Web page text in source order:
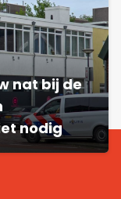
nat bij de
nodig